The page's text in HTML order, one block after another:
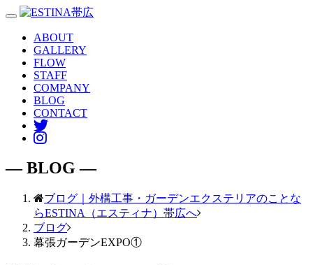
Toggle
navigation
ABOUT
GALLERY
FLOW
STAFF
COMPANY
BLOG
CONTACT
― BLOG ―
ブログ｜外構工事・ガーデンエクステリアのことな
らESTINA（エスティナ）帯広へ
ブログ
幕張ガーデンEXPO①